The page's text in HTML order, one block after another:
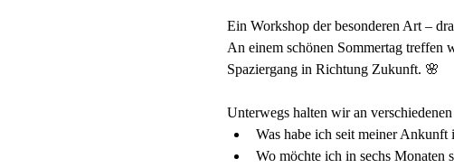
Ein Workshop der besonderen Art –
An einem schönen Sommertag treffen
Spaziergang in Richtung Zukunft. 🌸
Unterwegs halten wir an
Was habe ich seit meiner
Wo möchte ich in sechs Monaten